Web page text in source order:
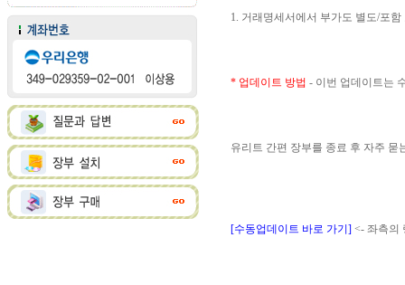
1. 거래명세서에서 부가도 별도/포
* 업데이트 방법 - 이번 업데이트는
유리트 간편 장부를 종료 후 자주
[수동업데이트 바로 가기] <- 좌측의